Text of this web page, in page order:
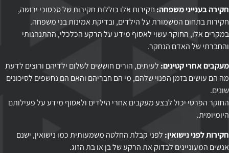
חקירה בענייני משפחה: חקירות אלו כוללות חקירות של סכסוכי ירושה,
חקירות בתחום המשמורת על הילדים, ובדיקת אמינות בני משפחה.
במקרים אלו, החוקר עשוי לאסוף מידע על הרקע הכלכלי, ההתנהגותי
והחברתי של האדם הנחקר.
מעקבים אחרי קטינים: לעיתים, הורים חוששים לשלום ילדיהם ורוצים לדעת
מה הם עושים בזמן הפנוי שלהם, מי הם חבריהם והאם הם נחשפים לסיכונים
שונים.
החוקר הפרטי יכול לבצע מעקבים אחרי הילדים ולאסוף מידע על פעילותם
היומיומית.
חקירות לפני נישואין: לפני קבלת החלטה משמעותית כמו נישואין, ישנם
אנשים המעוניינים לבדוק את הרקע של בן או בת הזוג.